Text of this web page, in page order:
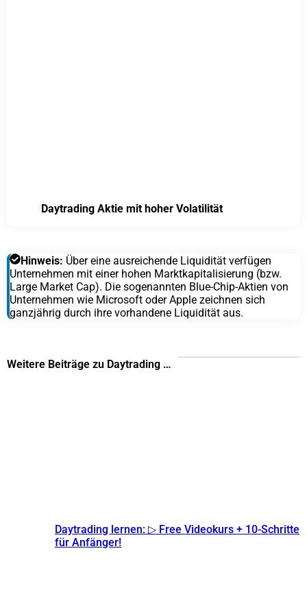
Daytrading Aktie mit hoher Volatilität
Hinweis: Über eine ausreichende Liquidität verfügen
Unternehmen mit einer hohen Marktkapitalisierung (bzw.
Large Market Cap). Die sogenannten Blue-Chip-Aktien von
Unternehmen wie Microsoft oder Apple zeichnen sich
ganzjährig durch ihre vorhandene Liquidität aus.
Weitere Beiträge zu Daytrading …
Daytrading lernen: ▷ Free Videokurs + 10-Schritte
für Anfänger!